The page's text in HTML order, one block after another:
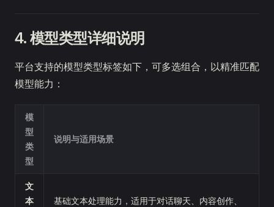
4. 模型类型详细说明
平台支持的模型类型标签如下，可多选组合，以精准匹配
模型能力：
模
型
类
型
说明与适用场景
文
本
基础文本处理能力，适用于对话聊天、内容创作、